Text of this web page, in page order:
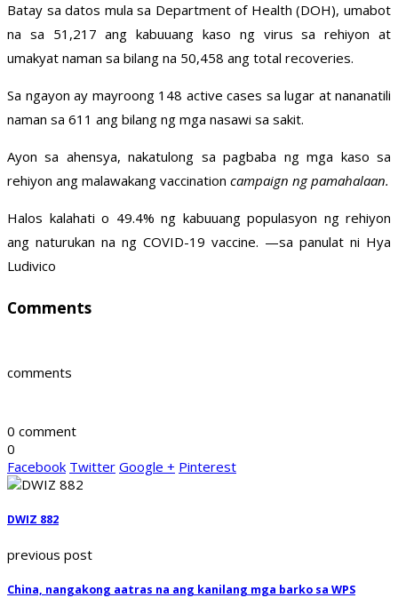
Batay sa datos mula sa Department of Health (DOH), umabot
na sa 51,217 ang kabuuang kaso ng virus sa rehiyon at
umakyat naman sa bilang na 50,458 ang total recoveries.
Sa ngayon ay mayroong 148 active cases sa lugar at nananatili
naman sa 611 ang bilang ng mga nasawi sa sakit.
Ayon sa ahensya, nakatulong sa pagbaba ng mga kaso sa
rehiyon ang malawakang vaccination campaign ng pamahalaan.
Halos kalahati o 49.4% ng kabuuang populasyon ng rehiyon
ang naturukan na ng COVID-19 vaccine. —sa panulat ni Hya
Ludivico
Comments
comments
0 comment
0
Facebook Twitter Google + Pinterest
DWIZ 882
previous post
China, nangakong aatras na ang kanilang mga barko sa WPS